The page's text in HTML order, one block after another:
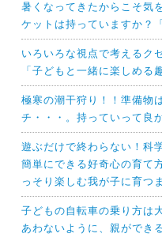
暑くなってきたからこそ気
ケットは持っていますか？
いろいろな視点で考えるク
「子どもと一緒に楽しめる
極寒の潮干狩り！！準備物
チ・・・。持っていって良
遊ぶだけで終わらない！科
簡単にできる好奇心の育て
っそり楽しむ我が子に育つ
子どもの自転車の乗り方は
あわないように、親ができ